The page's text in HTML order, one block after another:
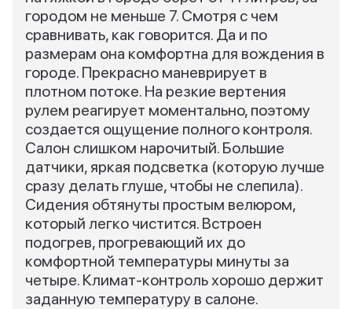
городом не меньше 7. Смотря с чем
сравнивать, как говорится. Да и по
размерам она комфортна для вождения в
городе. Прекрасно маневрирует в
плотном потоке. На резкие вертения
рулем реагирует моментально, поэтому
создается ощущение полного контроля.
Салон слишком нарочитый. Большие
датчики, яркая подсветка (которую лучше
сразу делать глуше, чтобы не слепила).
Сидения обтянуты простым велюром,
который легко чистится. Встроен
подогрев, прогревающий их до
комфортной температуры минуты за
четыре. Климат-контроль хорошо держит
заданную температуру в салоне.